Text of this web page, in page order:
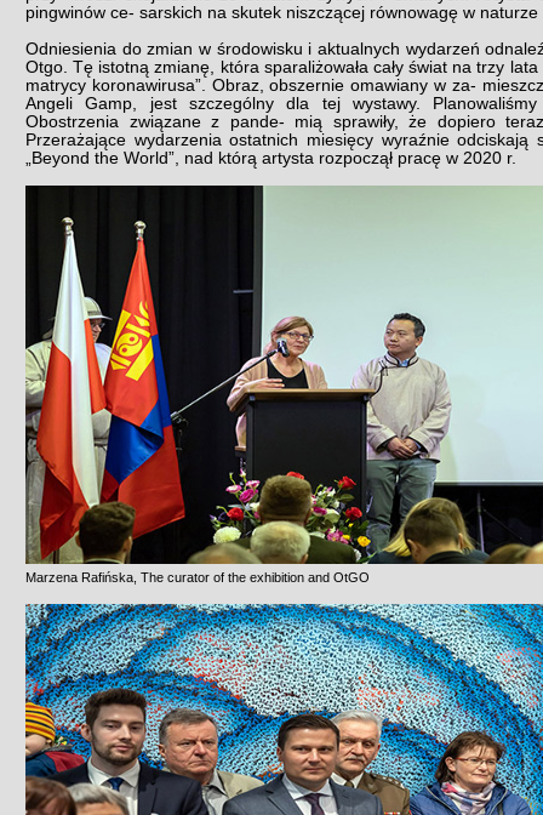
pingwinów ce- sarskich na skutek niszczącej równowagę w naturze
Odniesienia do zmian w środowisku i aktualnych wydarzeń
Otgo. Tę istotną zmianę, która sparaliżowała cały świat na trzy
matrycy koronawirusa”. Obraz, obszernie omawiany w za-
Angeli Gamp, jest szczególny dla tej wystawy.
Obostrzenia związane z pande- mią sprawiły, że dopiero
Przerażające wydarzenia ostatnich miesięcy wyraźnie
„Beyond the World”, nad którą artysta rozpoczął pracę w 2020 r.
Marzena Rafińska, The curator of the exhibition and OtGO